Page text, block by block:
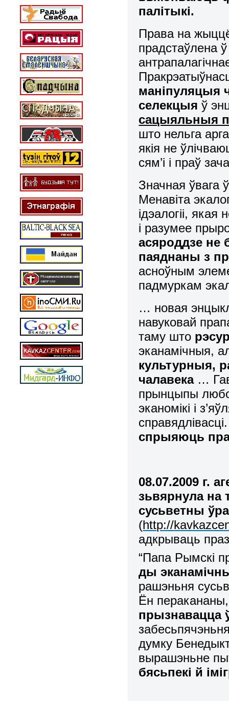
палітыкі.
Права на жыццё
прадстаўлена
маніпуляцыя
селекцыя ў
сацыяльныя
што нельга
якія не
сям’і і праў
Значная ўвага
Менавіта
ідэалогіі,
і разумее
асяроддзе не
паяднаны з
асноўным
падмуркам
… новая
навуковай
таму што
эканамічныя,
культурныя,
чалавека…
прынцыпы
эканомікі і
спрыяюць
08.07.2009 г.
зьвярнула на
сусьветны
(http://
адкрываць
“Папа Рымскі
ды
рашэньня
Ён
прызнавацца
думку
вырашэньне
бясьпекі й